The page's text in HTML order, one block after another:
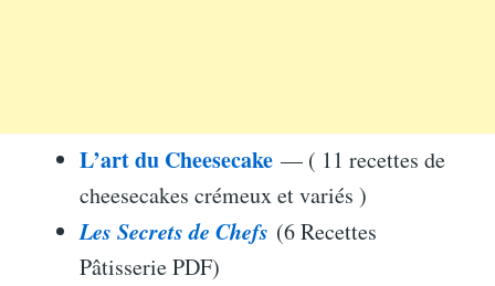
L’art du Cheesecake — ( 11 recettes de
cheesecakes crémeux et variés )
Les Secrets de Chefs (6 Recettes
Pâtisserie PDF)